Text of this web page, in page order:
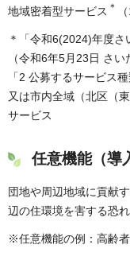
地域密着型サービス ＊
＊「令和6(2024)年度
（令和6年5月23日 さ
「2 公募するサービス
又は市内全域（北区（
サービス
任意機能（導
団地や周辺地域に貢献
辺の住環境を害する恐
※任意機能の例：高齢